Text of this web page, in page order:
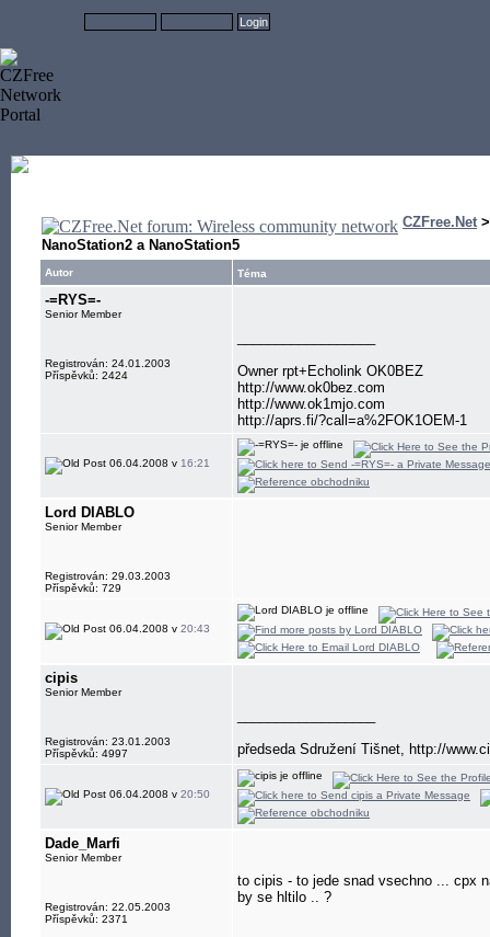
CZFree.Net
NanoStation2 a NanoStation5
Autor Téma
-=RYS=-
Senior Member
Registrován: 24.01.2003
Příspěvků: 2424
Owner rpt+Echolink OK0BEZ
http://www.ok0bez.com
http://www.ok1mjo.com
http://aprs.fi/?call=a%2FOK1OEM-1
06.04.2008 v 16:21
Lord DIABLO
Senior Member
Registrován: 29.03.2003
Příspěvků: 729
06.04.2008 v 20:43
cipis
Senior Member
Registrován: 23.01.2003
Příspěvků: 4997
předseda Sdružení Tišnet, http://
06.04.2008 v 20:50
Dade_Marfi
Senior Member
Registrován: 22.05.2003
Příspěvků: 2371
to cipis - to jede snad vsechno ... cpx
by se hltilo .. ?